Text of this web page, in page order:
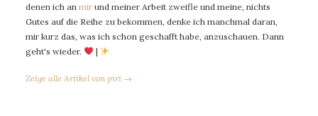
denen ich an mir und meiner Arbeit zweifle und meine, nichts
Gutes auf die Reihe zu bekommen, denke ich manchmal daran,
mir kurz das, was ich schon geschafft habe, anzuschauen. Dann
geht's wieder.
|
Zeige alle Artikel von piri →